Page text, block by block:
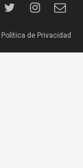
Política de Privacidad